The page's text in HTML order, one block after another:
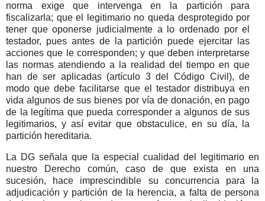
norma exige que intervenga en la partición para
fiscalizarla; que el legitimario no queda desprotegido por
tener que oponerse judicialmente a lo ordenado por el
testador, pues antes de la partición puede ejercitar las
acciones que le corresponden; y que deben interpretarse
las normas atendiendo a la realidad del tiempo en que
han de ser aplicadas (artículo 3 del Código Civil), de
modo que debe facilitarse que el testador distribuya en
vida algunos de sus bienes por vía de donación, en pago
de la legítima que pueda corresponder a algunos de sus
legitimarios, y así evitar que obstaculice, en su día, la
partición hereditaria.
La DG señala que la especial cualidad del legitimario en
nuestro Derecho común, caso de que exista en una
sucesión, hace imprescindible su concurrencia para la
adjudicación y partición de la herencia, a falta de persona